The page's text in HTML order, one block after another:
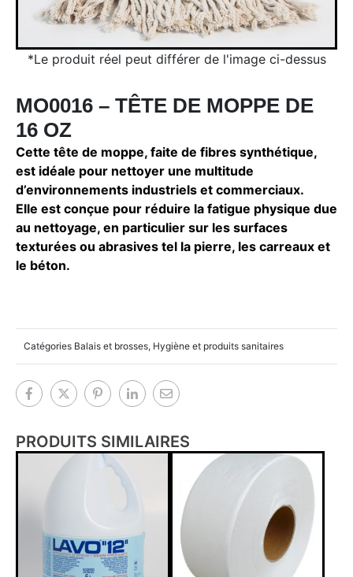
*Le produit réel peut différer de l'image ci-dessus
MO0016 – TÊTE DE MOPPE DE
16 OZ
Catégories Balais et brosses, Hygiène et produits sanitaires
Cette tête de moppe, faite de fibres synthétique,
est idéale pour nettoyer une multitude
d’environnements industriels et commerciaux.
Elle est conçue pour réduire la fatigue physique due
au nettoyage, en particulier sur les surfaces
texturées ou abrasives tel la pierre, les carreaux et
le béton.
PRODUITS SIMILAIRES